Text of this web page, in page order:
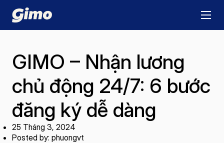
GIMO – Nhận lương
chủ động 24/7: 6 bước
đăng ký dễ dàng
25 Tháng 3, 2024
Posted by: phuongvt